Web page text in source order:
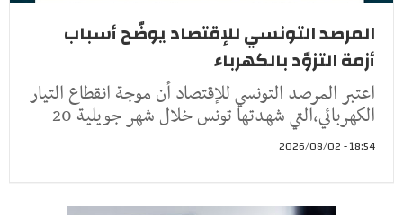
المرصد التونسي للإقتصاد يوضّح أسباب
أزمة التزوّد بالكهرباء
اعتبر المرصد التونسي للإقتصاد أن موجة انقطاع التيار
الكهربائي،التي شهدتها تونس خلال شهر جويلية 20
18:54 - 2026/08/02